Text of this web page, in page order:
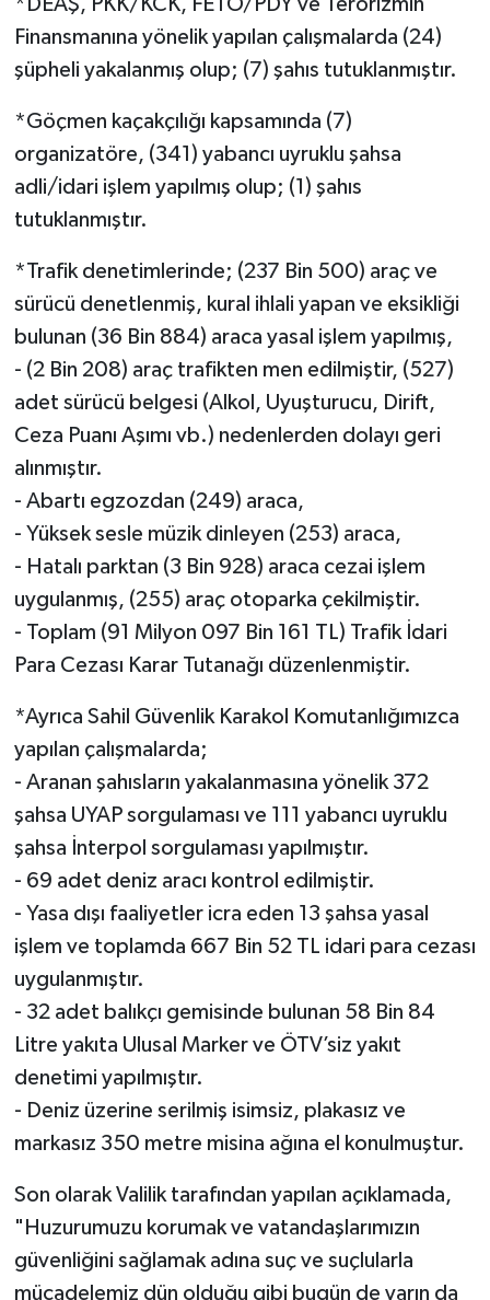
*DEAŞ, PKK/KCK, FETÖ/PDY ve Terörizmin
Finansmanına yönelik yapılan çalışmalarda (24)
şüpheli yakalanmış olup; (7) şahıs tutuklanmıştır.
*Göçmen kaçakçılığı kapsamında (7)
organizatöre, (341) yabancı uyruklu şahsa
adli/idari işlem yapılmış olup; (1) şahıs
tutuklanmıştır.
*Trafik denetimlerinde; (237 Bin 500) araç ve
sürücü denetlenmiş, kural ihlali yapan ve eksikliği
bulunan (36 Bin 884) araca yasal işlem yapılmış,
- (2 Bin 208) araç trafikten men edilmiştir, (527)
adet sürücü belgesi (Alkol, Uyuşturucu, Dirift,
Ceza Puanı Aşımı vb.) nedenlerden dolayı geri
alınmıştır.
- Abartı egzozdan (249) araca,
- Yüksek sesle müzik dinleyen (253) araca,
- Hatalı parktan (3 Bin 928) araca cezai işlem
uygulanmış, (255) araç otoparka çekilmiştir.
- Toplam (91 Milyon 097 Bin 161 TL) Trafik İdari
Para Cezası Karar Tutanağı düzenlenmiştir.
*Ayrıca Sahil Güvenlik Karakol Komutanlığımızca
yapılan çalışmalarda;
- Aranan şahısların yakalanmasına yönelik 372
şahsa UYAP sorgulaması ve 111 yabancı uyruklu
şahsa İnterpol sorgulaması yapılmıştır.
- 69 adet deniz aracı kontrol edilmiştir.
- Yasa dışı faaliyetler icra eden 13 şahsa yasal
işlem ve toplamda 667 Bin 52 TL idari para cezası
uygulanmıştır.
- 32 adet balıkçı gemisinde bulunan 58 Bin 84
Litre yakıta Ulusal Marker ve ÖTV’siz yakıt
denetimi yapılmıştır.
- Deniz üzerine serilmiş isimsiz, plakasız ve
markasız 350 metre misina ağına el konulmuştur.
Son olarak Valilik tarafından yapılan açıklamada,
"Huzurumuzu korumak ve vatandaşlarımızın
güvenliğini sağlamak adına suç ve suçlularla
mücadelemiz dün olduğu gibi bugün de yarın da